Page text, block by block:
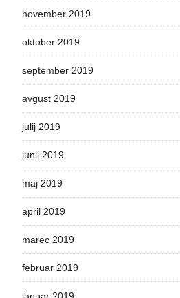
november 2019
oktober 2019
september 2019
avgust 2019
julij 2019
junij 2019
maj 2019
april 2019
marec 2019
februar 2019